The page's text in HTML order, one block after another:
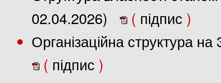
02.04.2026)
( підпис )
Організаційна структура
( підпис )